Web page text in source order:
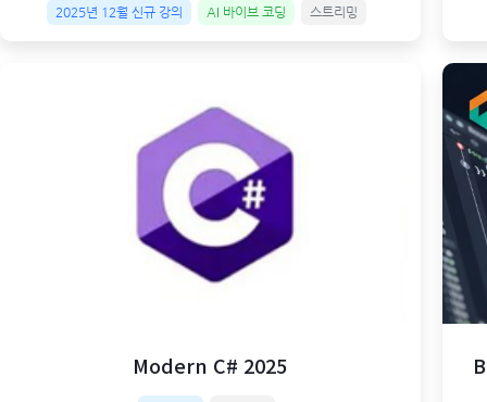
2025년 12월 신규 강의 AI 바이브 코딩 스트리밍
Modern C# 2025